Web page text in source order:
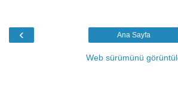
‹ Ana Sayfa
Web sürümünü